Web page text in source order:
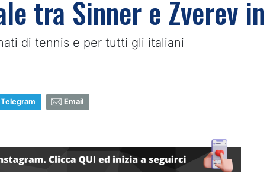
tra Sinner e Zverev
di tennis e per tutti gli italiani
Telegram Email